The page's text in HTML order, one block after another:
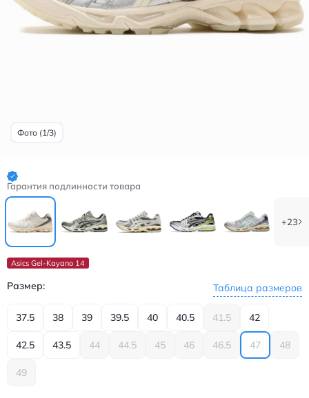
Фото (1/3)
Гарантия подлинности товара
+23
Asics Gel-Kayano 14
Размер: Таблица размеров
37.5 38 39 39.5 40 40.5 41.5 42
42.5 43.5 44 44.5 45 46 46.5 47 48
49